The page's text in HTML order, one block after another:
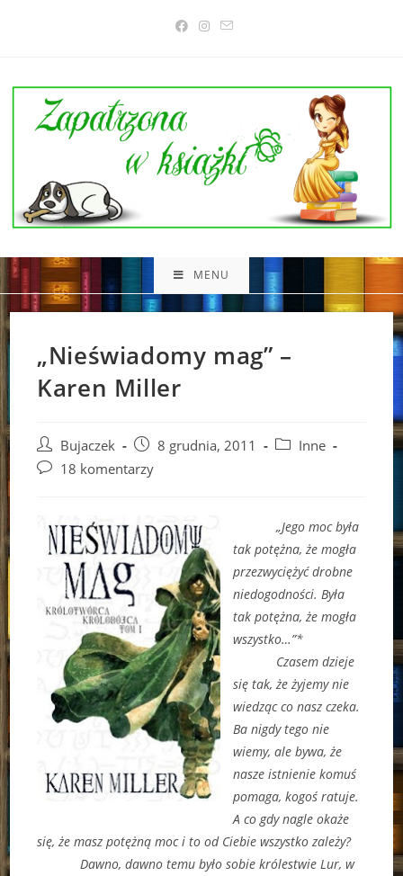
MENU
„Nieświadomy mag” –
Karen Miller
Post
author:
Bujaczek
Post
published:
8 grudnia, 2011
PostInne
Post18 komentarzy
„Jego moc była
tak potężna, że mogła
przezwyciężyć drobne
niedogodności. Była
tak potężna, że mogła
wszystko…”*
Czasem dzieje
się tak, że żyjemy nie
wiedząc co nasz czeka.
Ba nigdy tego nie
wiemy, ale bywa, że
nasze istnienie komuś
pomaga, kogoś ratuje.
A co gdy nagle okaże
się, że masz potężną moc i to od Ciebie wszystko zależy?
Dawno, dawno temu było sobie królestwie Lur, w